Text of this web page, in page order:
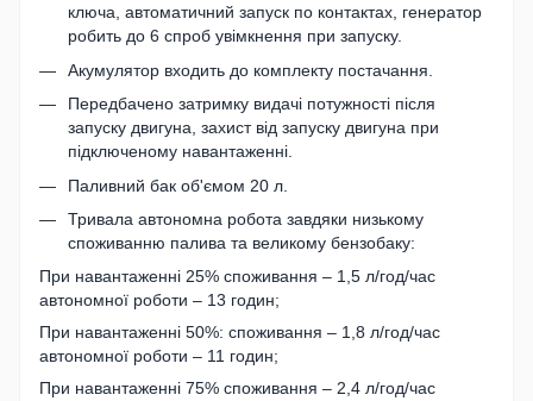
ключа, автоматичний запуск по контактах, генератор
робить до 6 спроб увімкнення при запуску.
Акумулятор входить до комплекту постачання.
Передбачено затримку видачі потужності після
запуску двигуна, захист від запуску двигуна при
підключеному навантаженні.
Паливний бак об'ємом 20 л.
Тривала автономна робота завдяки низькому
споживанню палива та великому бензобаку:
При навантаженні 25% споживання – 1,5 л/год/час
автономної роботи – 13 годин;
При навантаженні 50%: споживання – 1,8 л/год/час
автономної роботи – 11 годин;
При навантаженні 75% споживання – 2,4 л/год/час